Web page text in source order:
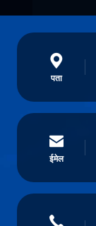
पता
ईमेल